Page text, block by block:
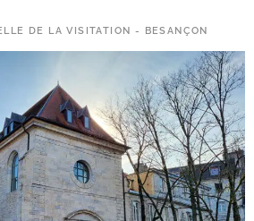
DE LA VISITATION - BESANÇON